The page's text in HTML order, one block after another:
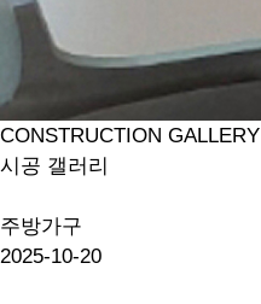
CONSTRUCTION GALLERY
시공 갤러리
주방가구
2025-10-20